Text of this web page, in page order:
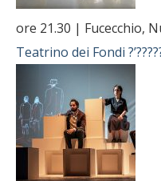
ore 21.30 | Fucecchio,
Teatrino dei Fondi